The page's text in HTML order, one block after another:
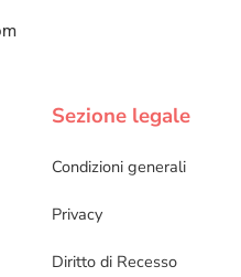
Sezione legale
Condizioni generali
Privacy
Diritto di Recesso